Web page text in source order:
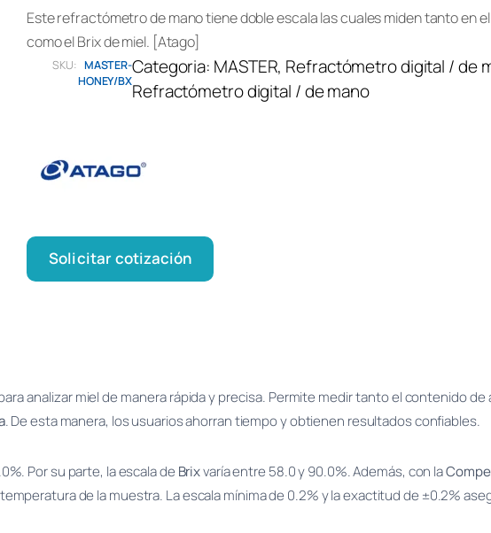
Este refractómetro de mano tiene doble escala las cuales miden tanto en
como el Brix de miel. [Atago]
SKU: MASTER-
HONEY/BX
Categoria: MASTER, Refractómetro digital / de
Refractómetro digital / de mano
Solicitar cotización
analizar miel de manera rápida y precisa. Permite medir tanto el contenido
. De esta manera, los usuarios ahorran tiempo y obtienen resultados confiables.
Por su parte, la escala de Brixvaría entre 58.0 y 90.0%. Además, con la
de la muestra. La escala mínima de 0.2% y la exactitud de ±0.2%